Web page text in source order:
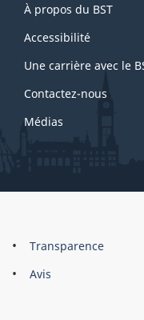
this
site
À propos du BST
Accessibilité
Une carrière avec le
Contactez-nous
Médias
About
this
Brand
Transparence
Avis